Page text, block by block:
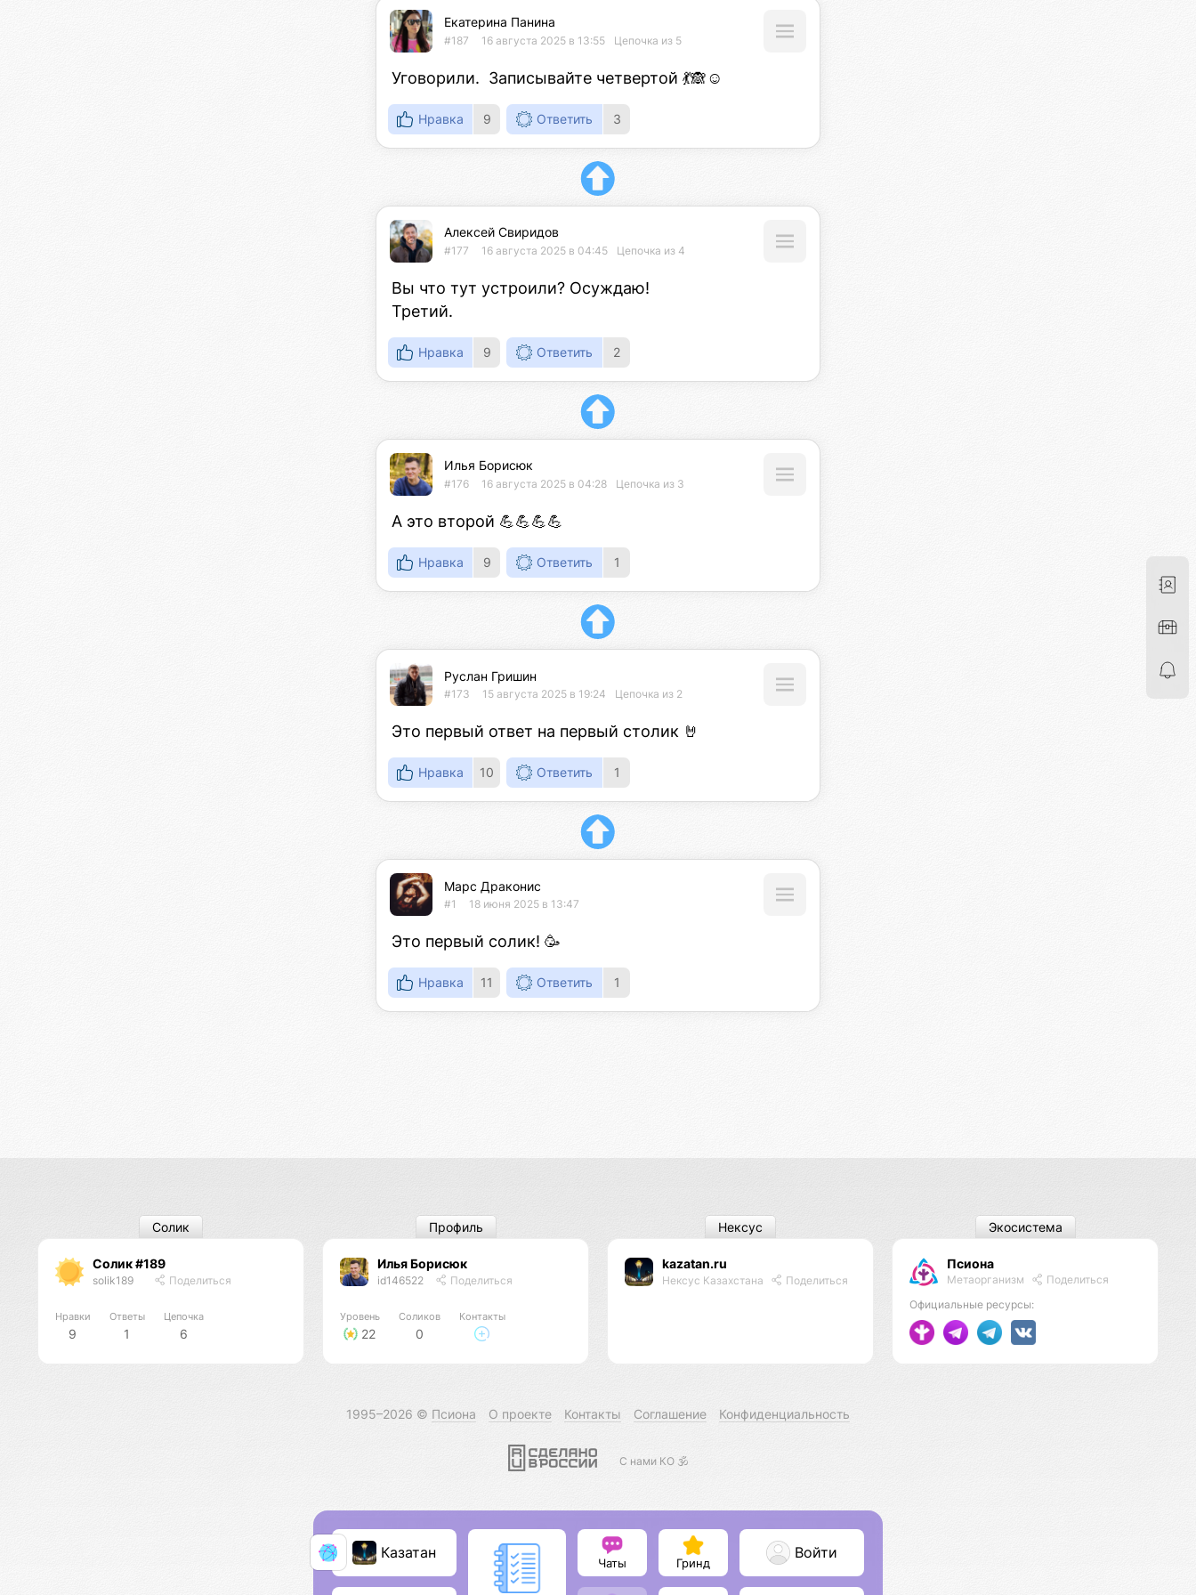
Екатерина Панина
#187 16 августа 2025 в 13:55 Цепочка из 5
Уговорили.  Записывайте четвертой 💃🙈☺️
Нравка 9 Ответить 3
Алексей Свиридов
#177 16 августа 2025 в 04:45 Цепочка из 4
Вы что тут устроили? Осуждаю!
Третий.
Нравка 9 Ответить 2
Илья Борисюк
#176 16 августа 2025 в 04:28 Цепочка из 3
А это второй 💪💪💪💪
Нравка 9 Ответить 1
Руслан Гришин
#173 15 августа 2025 в 19:24 Цепочка из 2
Это первый ответ на первый столик 🤘
Нравка 10 Ответить 1
Марс Драконис
#1 18 июня 2025 в 13:47
Это первый солик! 🥳
Нравка 11 Ответить 1
Солик #189
solik189 Поделиться
Нравки
9
Ответы
1
Цепочка
6
Солик
Илья Борисюк
id146522 Поделиться
Уровень
22
Соликов
0
Контакты
Профиль
kazatan.ru
Нексус Казахстана Поделиться
Нексус
Псиона
Метаорганизм
Поделиться
Официальные ресурсы:
Экосистема
1995–2026 © Псиона О проекте Контакты Соглашение Конфиденциальность
С нами КО 🕉️
Казатан
Чаты Гринд
Войти